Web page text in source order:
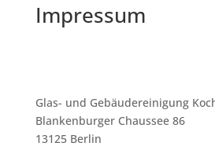
Impressum
Glas- und Gebäudereinigung
Blankenburger Chaussee 86
13125 Berlin